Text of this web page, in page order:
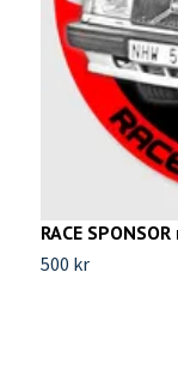
RACE
500 kr